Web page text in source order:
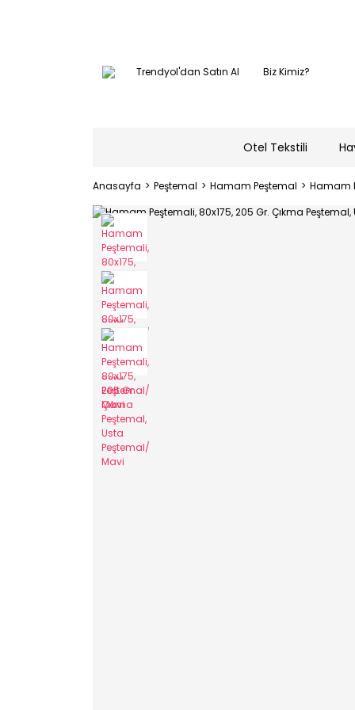
Trendyol'dan Satın Al Biz Kimiz?
Otel Tekstili
Anasayfa Peştemal Hamam Peştemal Hamam